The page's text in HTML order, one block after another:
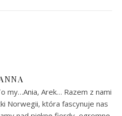
my…Ania, Arek… Razem z nami
Norwegii, która fascynuje nas